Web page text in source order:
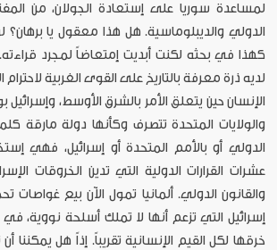
لمساعدة سوريا على إستعادة الجولان، من
الدولي والديبلوماسية. هل هذا معقول يا برهان؟
كهذا في بحثه لكنت أبديت إمتعاضاً لمجرد
لديه ذرة معرفة بالتاريخ على القوى الغربية
الإنسان حين يتعلق الأمر بالشرق الأوسط،
والولايات المتحدة تتصرف وكأنها دولة مارقة
الدولي أو بالأمم المتحدة أو إسرائيل، فهي
عشرات القرارات الدولية التي تدين الخروقات
والقانون الدولي. ألمانيا تمول الآن بيع غواصات
إسرائيل التي تزعم أنها لا تملك أسلحة نووية، في
خرقها لكل القيم الإنسانية تقريباً. إذاً هل يمكننا